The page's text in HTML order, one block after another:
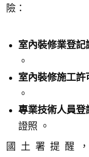
險：
室內裝修業登記
。
室內裝修施工許
。
專業技術人員登
證照 。
國土署提醒